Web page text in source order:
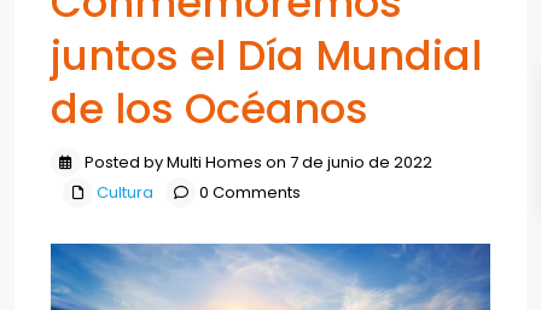
juntos el Día Mundial
de los Océanos
Posted by Multi Homes on 7 de junio de 2022
Cultura
0 Comments